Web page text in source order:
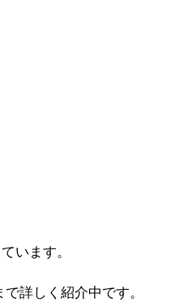
います。
詳しく紹介中です。